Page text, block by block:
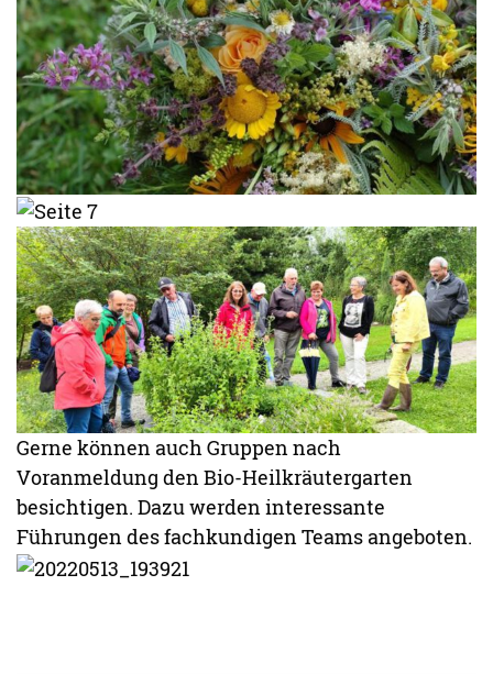
Gerne können auch Gruppen nach
Voranmeldung den Bio-Heilkräutergarten
besichtigen. Dazu werden interessante
Führungen des fachkundigen Teams angeboten.